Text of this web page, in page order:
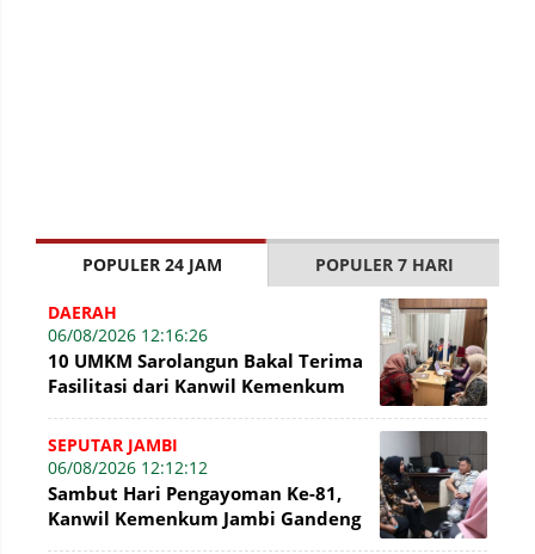
POPULER 24 JAM POPULER 7 HARI
DAERAH
06/08/2026 12:16:26
10 UMKM Sarolangun Bakal Terima
Fasilitasi dari Kanwil Kemenkum
SEPUTAR JAMBI
06/08/2026 12:12:12
Sambut Hari Pengayoman Ke-81,
Kanwil Kemenkum Jambi Gandeng